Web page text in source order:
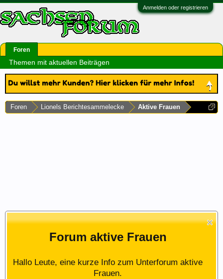
Anmelden oder registrieren
Foren Lionels Berichtesammelecke Aktive Frauen
Forum aktive Frauen
Hallo Leute, eine kurze Info zum Unterforum aktive
Frauen.
Foren
Themen mit aktuellen Beiträgen